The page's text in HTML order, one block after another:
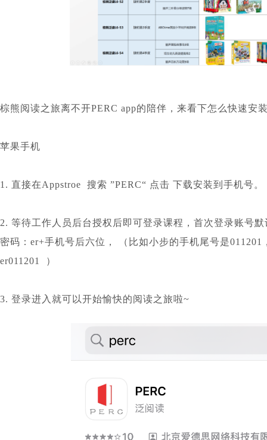
棕熊阅读之旅离不开PERC app的陪伴，来看下怎么快速安
苹果手机
1. 直接在Appstroe 搜索 ”PERC“ 点击 下载安装到手机号。
2. 等待工作人员后台授权后即可登录课程，首次登录账号
密码：er+手机号后六位， （比如小步的手机尾号是
er011201 ）
3. 登录进入就可以开始愉快的阅读之旅啦~